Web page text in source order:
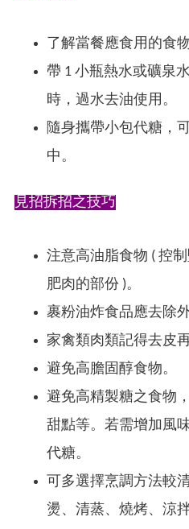
了解當餐應食用的食
帶 1 小瓶熱水或礦泉
時，過水去油使用。
隨身攜帶小包代糖，
中。
見招拆招之技巧
注意高油脂食物 ( 控
肥肉的部份 )。
裹粉油炸食品應去除
家禽類肉類記得去皮再
避免高膽固醇食物。
避免高精製糖之食物
甜點等。若需增加風
代糖。
可多選擇烹調方法較
燙、清蒸、燒烤、涼拌